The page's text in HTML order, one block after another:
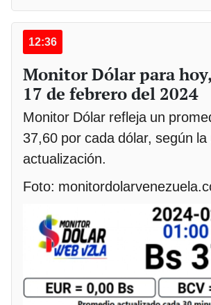
12:36
Monitor Dólar para
17 de febrero del 2024
Monitor Dólar refleja un
37,60 por cada dólar, según la
actualización.
Foto: